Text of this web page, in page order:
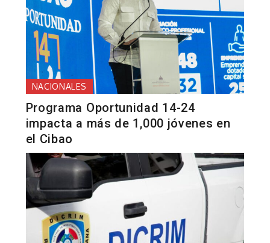
NACIONALES
Programa Oportunidad 14-24
impacta a más de 1,000 jóvenes en
el Cibao